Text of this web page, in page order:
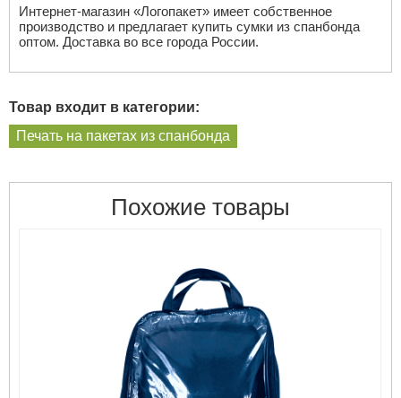
Интернет-магазин «Логопакет» имеет собственное
производство и предлагает купить сумки из спанбонда
оптом. Доставка во все города России.
Товар входит в категории:
Печать на пакетах из спанбонда
Похожие товары